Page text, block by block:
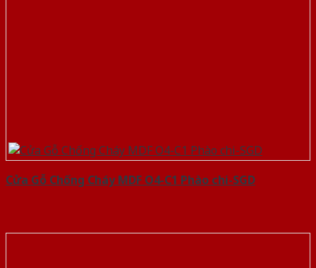
Cửa Gỗ Chống Cháy MDF O4-C1 Phào chi-SGD